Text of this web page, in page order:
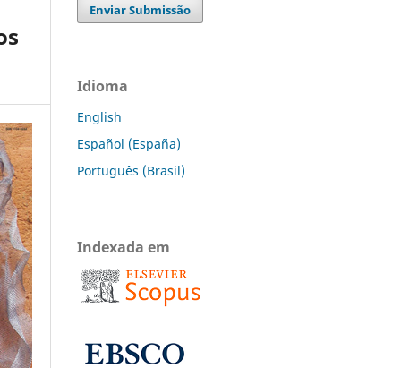
Enviar Submissão
Idioma
English
Español (España)
Português (Brasil)
Indexada em